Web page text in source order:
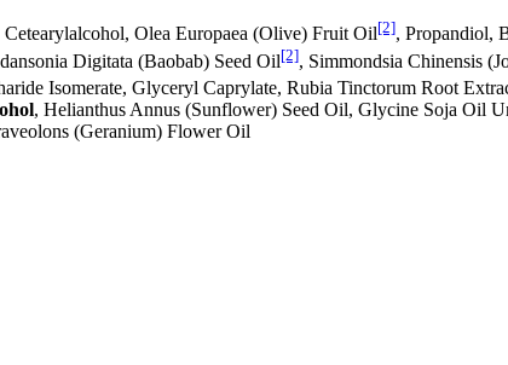
Olea Europaea (Olive) Fruit Oil[2], Propandiol,
Digitata (Baobab) Seed Oil[2], Simmondsia Chinensis
Isomerate, Glyceryl Caprylate, Rubia Tinctorum Root
, Helianthus Annus (Sunflower) Seed Oil, Glycine Soja Oil
(Geranium) Flower Oil